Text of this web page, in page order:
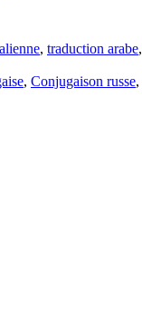
, traduction arabe,
, Conjugaison russe,